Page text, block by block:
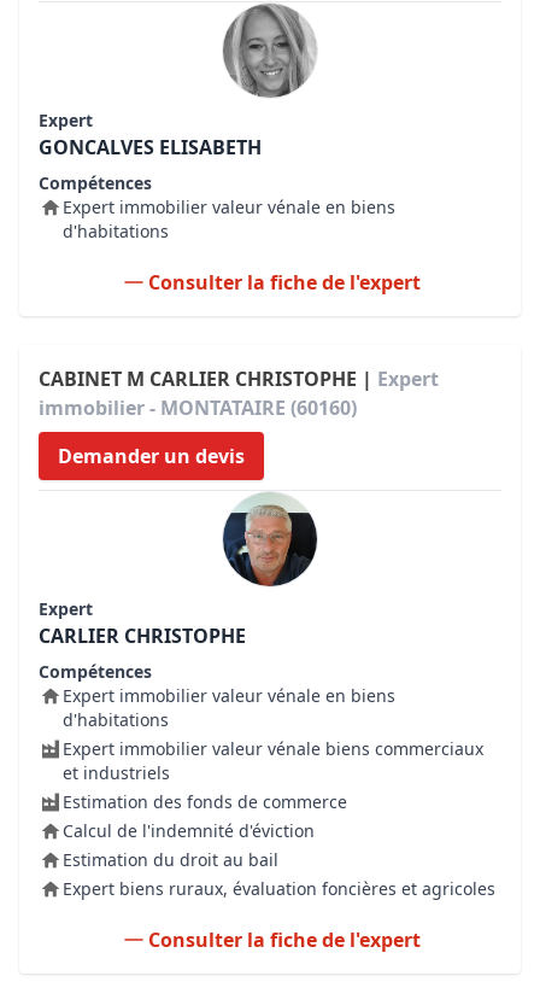
Expert
GONCALVES ELISABETH
Compétences
Expert immobilier valeur vénale en biens
d'habitations
Consulter la fiche de l'expert
CABINET M CARLIER CHRISTOPHE | Expert
immobilier - MONTATAIRE (60160)
Demander un devis
Expert
CARLIER CHRISTOPHE
Compétences
Expert immobilier valeur vénale en biens
d'habitations
Expert immobilier valeur vénale biens commerciaux
et industriels
Estimation des fonds de commerce
Calcul de l'indemnité d'éviction
Estimation du droit au bail
Expert biens ruraux, évaluation foncières et agricoles
Consulter la fiche de l'expert